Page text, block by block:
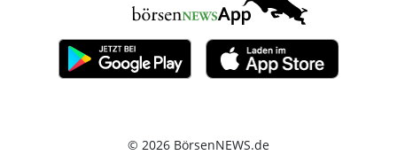
© 2026 BörsenNEWS.de